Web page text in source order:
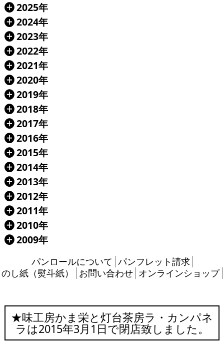
Á 2025年
Á 2024年
Á 2023年
Á 2022年
Á 2021年
Á 2020年
Á 2019年
Á 2018年
Á 2017年
Á 2016年
Á 2015年
Á 2014年
Á 2013年
Á 2012年
Á 2011年
Á 2010年
Á 2009年
パンロールについて パンフレット請求
のし紙（熨斗紙）
お問い合わせ オンラインショップ
★味工房かま栄と灯台茶房ラ・カンパネ
ラは2015年3月1日で閉店致しました。